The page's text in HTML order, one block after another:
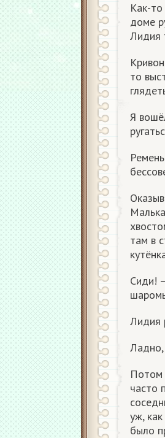
Как-
доме
Лидия
то
Я
там в
Сиди!
Лидия
Ладно,
Потом
часто
уж,
было